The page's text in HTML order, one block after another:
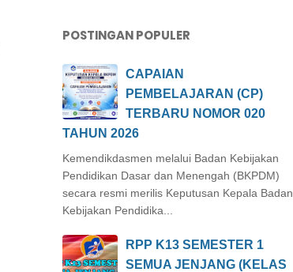
POSTINGAN POPULER
CAPAIAN
PEMBELAJARAN (CP)
TERBARU NOMOR 020
TAHUN 2026
Kemendikdasmen melalui Badan Kebijakan
Pendidikan Dasar dan Menengah (BKPDM)
secara resmi merilis Keputusan Kepala Badan
Kebijakan Pendidika...
RPP K13 SEMESTER 1
SEMUA JENJANG (KELAS